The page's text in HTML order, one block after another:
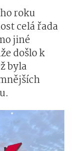
roku
celá řada
jiné
došlo k
byla